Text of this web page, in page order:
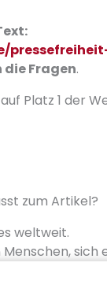
Fragen.
Platz 1 der
zum Artikel?
weltweit.
sich
nur positive